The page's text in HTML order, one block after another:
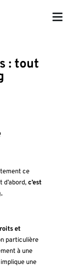
: tout
ce
c’est
et
particulière
à une
une